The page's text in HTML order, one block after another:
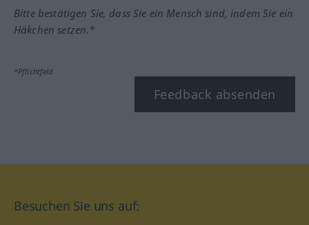
Bitte bestätigen Sie, dass Sie ein Mensch sind, indem Sie ein
Häkchen setzen.*
*Pflichtfeld
Feedback absenden
Besuchen Sie uns auf: